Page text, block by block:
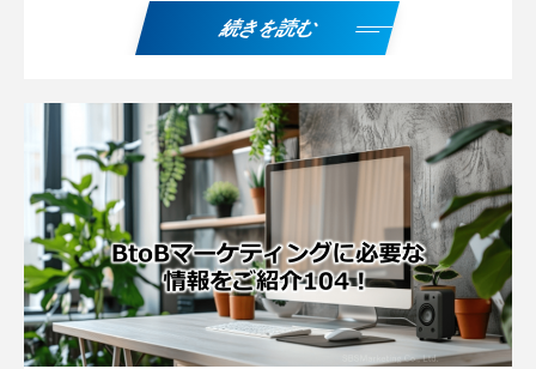
続きを読む